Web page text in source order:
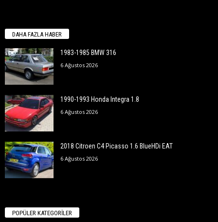
DAHA FAZLA HABER
1983-1985 BMW 316
6 Ağustos 2026
1990-1993 Honda Integra 1.8
6 Ağustos 2026
2018 Citroen C4 Picasso 1.6 BlueHDi EAT
6 Ağustos 2026
POPÜLER KATEGORİLER